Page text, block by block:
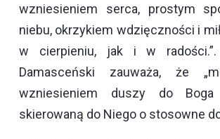
wzniesieniem serca, prostym
niebu, okrzykiem wdzięczności i
w cierpieniu, jak i w
Damasceński zauważa, że
wzniesieniem duszy do
skierowaną do Niego o stosowne